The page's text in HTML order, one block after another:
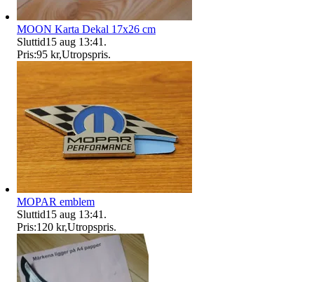
MOON Karta Dekal 17x26 cm
Sluttid15 aug 13:41 .
Pris:95 kr,Utropspris.
MOPAR emblem
Sluttid15 aug 13:41 .
Pris:120 kr,Utropspris.